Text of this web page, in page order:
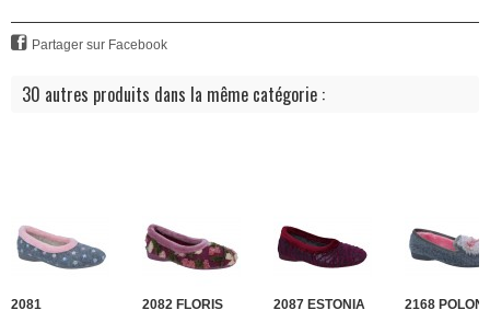
Partager sur Facebook
30 autres produits dans la même catégorie :
2081 2082 FLORIS 2087 ESTONIA 2168